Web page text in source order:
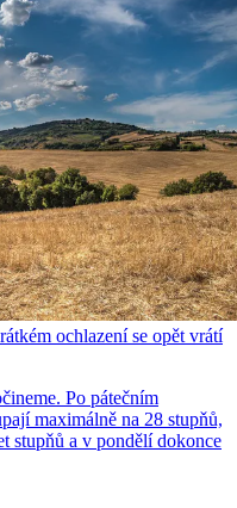
ochlazení se opět vrátí
Po pátečním
maximálně na 28 stupňů,
stupňů a v pondělí dokonce